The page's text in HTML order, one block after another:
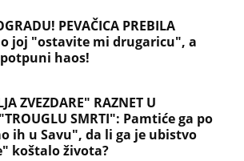
PEVAČICA PREBILA
joj "ostavite mi drugaricu", a
haos!
ZVEZDARE" RAZNET U
SMRTI": Pamtiće ga po
ih u Savu", da li ga je ubistvo
koštalo života?